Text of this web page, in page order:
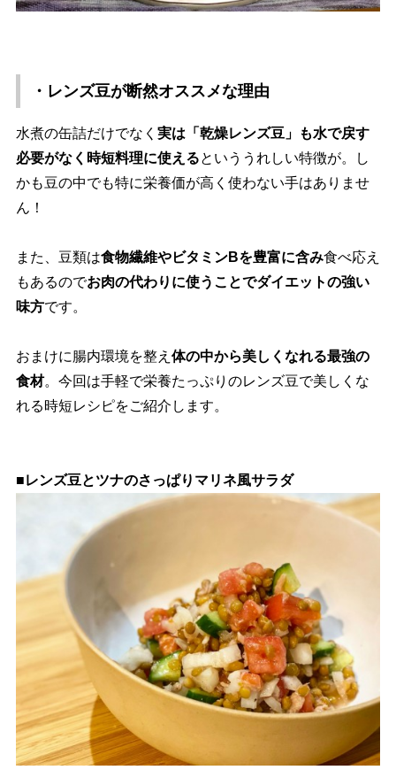
・レンズ豆が断然オススメな理由
水煮の缶詰だけでなく 実は「乾燥レンズ豆」も水で戻す
必要がなく時短料理に使えるといううれしい特徴が。し
かも豆の中でも特に栄養価が高く使わない手はありませ
ん！
また、豆類は食物繊維やビタミンBを豊富に含み食べ応え
もあるのでお肉の代わりに使うことでダイエットの強い
味方です。
おまけに腸内環境を整え 体の中から美しくなれる最強の
食材。今回は手軽で栄養たっぷりのレンズ豆で美しくな
れる時短レシピをご紹介します。
■レンズ豆とツナのさっぱりマリネ風サラダ